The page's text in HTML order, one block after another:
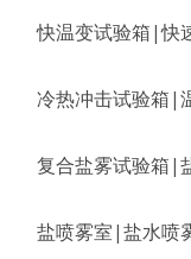
快温变试验箱|快
冷热冲击试验箱|
复合盐雾试验箱|
盐喷雾室|盐水喷